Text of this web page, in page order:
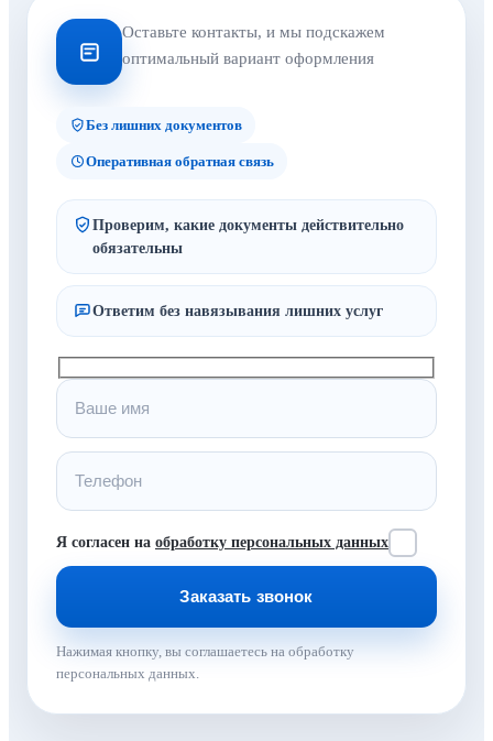
Оставьте контакты, и мы подскажем
оптимальный вариант оформления
Без лишних документов
Оперативная обратная связь
Проверим, какие документы действительно
обязательны
Ответим без навязывания лишних услуг
Я согласен на обработку персональных данных
Нажимая кнопку, вы соглашаетесь на обработку
персональных данных.